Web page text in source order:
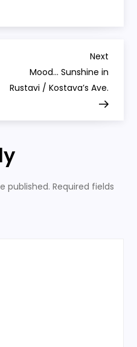
Next
Post
Next
Mood… Sunshine in
Rustavi / Kostava’s Ave.
published. Required fields